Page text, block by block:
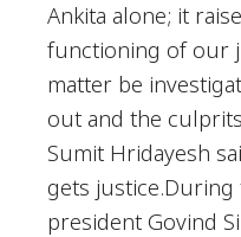
Ankita alone; it
functioning of our
matter be
out and the
Sumit Hridayesh
gets
president Govind